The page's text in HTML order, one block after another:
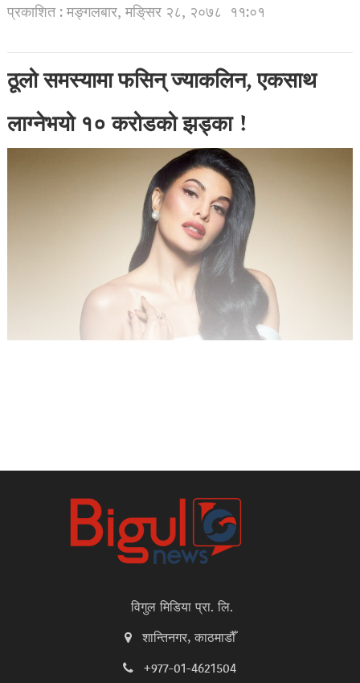
प्रकाशित : मङ्गलबार, मङि्सर २८, २०७८ ११:०१
ठूलो समस्यामा फसिन् ज्याकलिन, एकसाथ
लाग्नेभयो १० करोडको झड्का !
विगुल मिडिया प्रा. लि.
शान्तिनगर, काठमाडौँ
+977-01-4621504